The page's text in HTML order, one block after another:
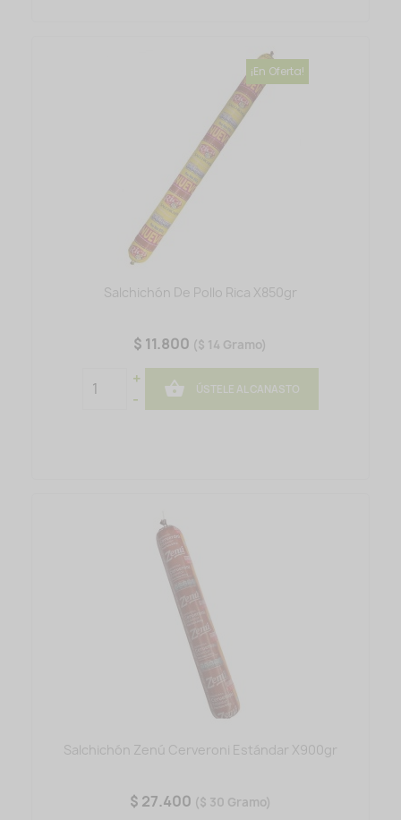
Salchichón De Pollo Rica X850gr
$ 11.800 ($ 14 Gramo)
+
-
 ÚSTELE AL CANASTO
¡En Oferta!
Salchichón Zenú Cerveroni Estándar X900gr
$ 27.400 ($ 30 Gramo)